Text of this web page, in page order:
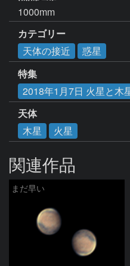
1000mm
カテゴリー
天体の接近
惑星
特集
2018年1月7日 火星と木
天体
木星
火星
関連作品
まだ早い